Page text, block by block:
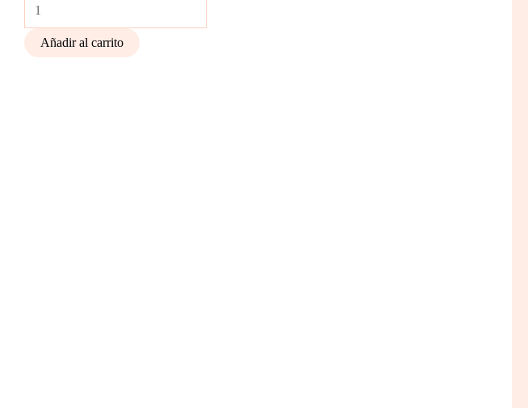
Añadir al carrito